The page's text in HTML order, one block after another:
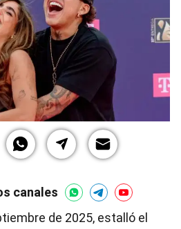
canales
de 2025, estalló el